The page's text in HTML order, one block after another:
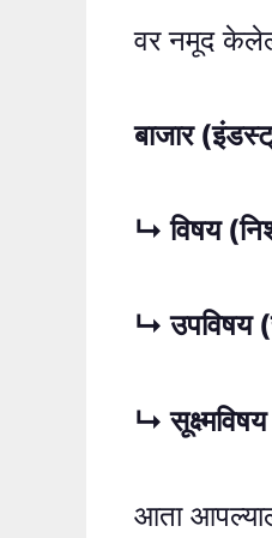
वर नमूद
बाजार
↳ विषय
↳ उपविषय
↳
आता